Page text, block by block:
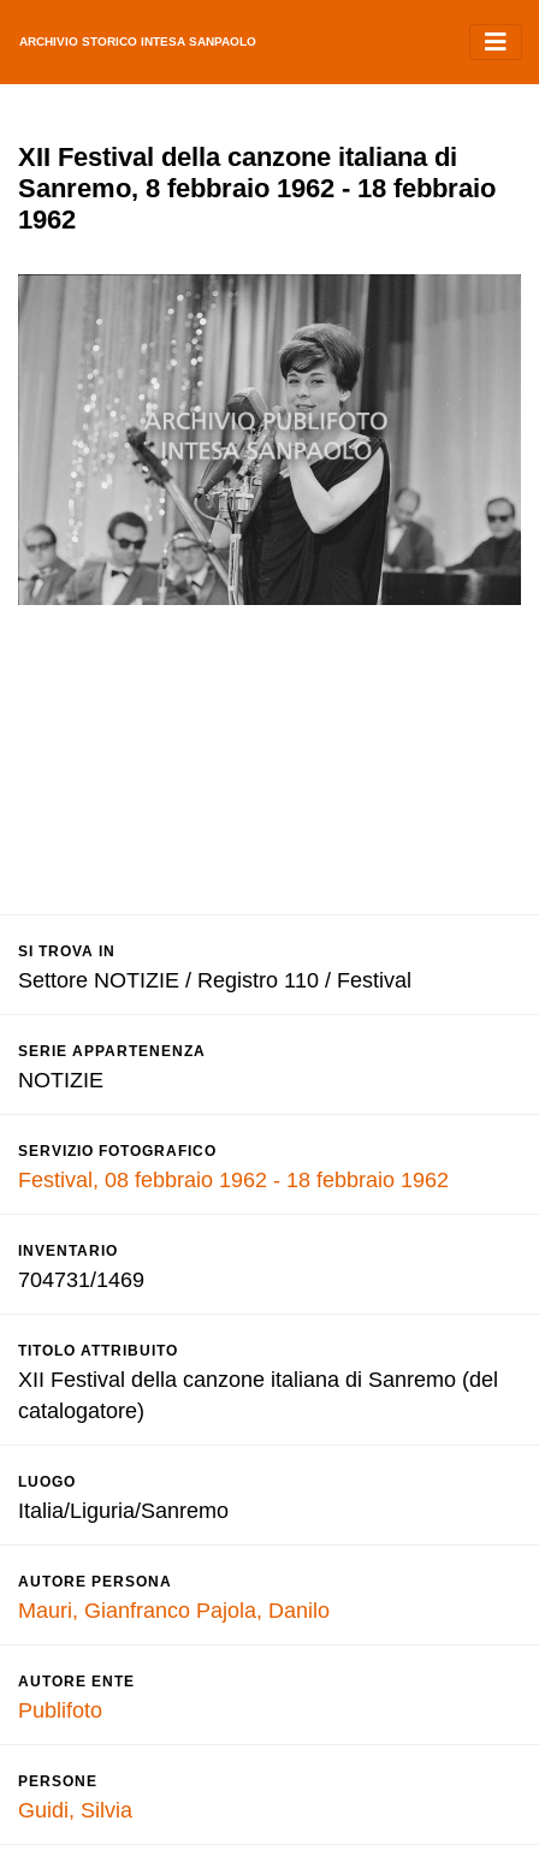
ARCHIVIO STORICO INTESA SANPAOLO
XII Festival della canzone italiana di
Sanremo, 8 febbraio 1962 - 18 febbraio
1962
SI TROVA IN
Settore NOTIZIE / Registro 110 / Festival
SERIE APPARTENENZA
NOTIZIE
SERVIZIO FOTOGRAFICO
Festival, 08 febbraio 1962 - 18 febbraio 1962
INVENTARIO
704731/1469
TITOLO ATTRIBUITO
XII Festival della canzone italiana di Sanremo (del
catalogatore)
LUOGO
Italia/Liguria/Sanremo
AUTORE PERSONA
Mauri, Gianfranco Pajola, Danilo
AUTORE ENTE
Publifoto
PERSONE
Guidi, Silvia